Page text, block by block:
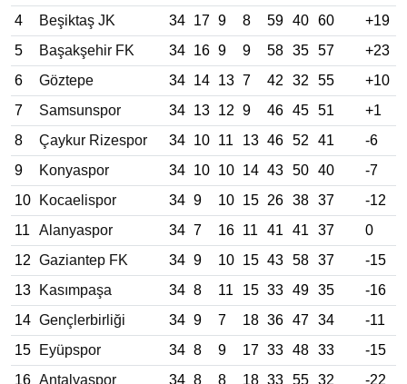
4
Beşiktaş JK 34 17 9 8 59 40 60
+19
5
Başakşehir FK 34 16 9 9 58 35 57
+23
6
Göztepe 34 14 13 7 42 32 55
+10
7
Samsunspor 34 13 12 9 46 45 51
+1
8
Çaykur Rizespor 34 10 11 13 46 52 41
-6
9
Konyaspor 34 10 10 14 43 50 40
-7
10
Kocaelispor 34 9 10 15 26 38 37
-12
11 Alanyaspor 34 7 16 11 41 41 37
0
12 Gaziantep FK 34 9 10 15 43 58 37
-15
13
Kasımpaşa 34 8 11 15 33 49 35
-16
14 Gençlerbirliği 34 9 7 18 36 47 34
-11
15
Eyüpspor 34 8 9 17 33 48 33
-15
16 Antalyaspor 34 8 8 18 33 55 32 -22